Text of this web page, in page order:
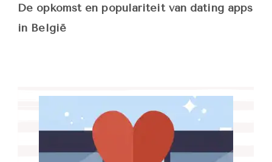
De opkomst en populariteit van dating apps
in België